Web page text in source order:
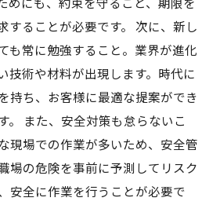
することが必要です。 次に、新し
も常に勉強すること。業界が進化
技術や材料が出現します。時代に
持ち、お客様に最適な提案ができ
。 また、安全対策も怠らないこ
現場での作業が多いため、安全管
場の危険を事前に予測してリスク
安全に作業を行うことが必要で